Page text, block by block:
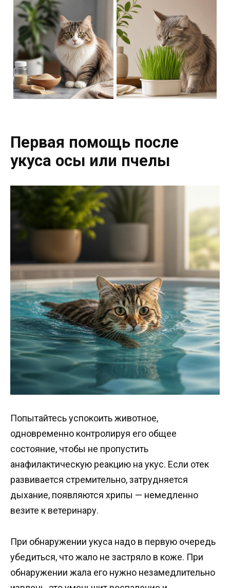
Первая помощь после
укуса осы или пчелы
Попытайтесь успокоить животное,
одновременно контролируя его общее
состояние, чтобы не пропустить
анафилактическую реакцию на укус. Если отек
развивается стремительно, затрудняется
дыхание, появляются хрипы — немедленно
везите к ветеринару.
При обнаружении укуса надо в первую очередь
убедиться, что жало не застряло в коже. При
обнаружении жала его нужно незамедлительно